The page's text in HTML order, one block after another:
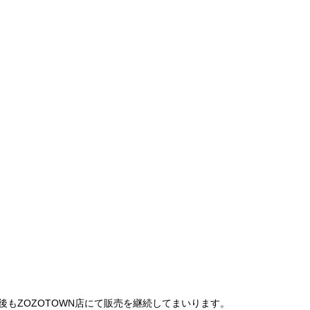
ZOZOTOWN店にて販売を継続してまいります。